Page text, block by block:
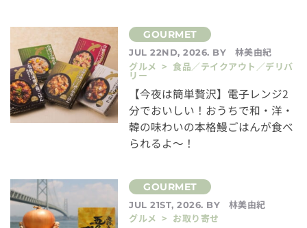
JUL 22ND, 2026. BY
林美由紀
グルメ > 食品／テイクアウト／デリバ
リー
【今夜は簡単贅沢】電子レンジ2
分でおいしい！おうちで和・洋・
韓の味わいの本格鰻ごはんが食べ
られるよ～！
JUL 21ST, 2026. BY
林美由紀
グルメ > お取り寄せ